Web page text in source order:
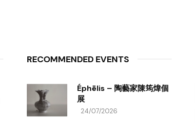
RECOMMENDED EVENTS
Éphēlis – 陶藝家陳筠煒個
展
24/07/2026